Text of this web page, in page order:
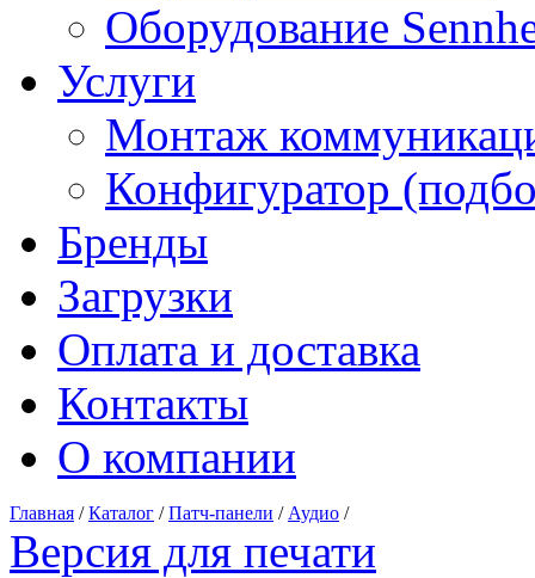
Оборудование
Услуги
Монтаж
Конфигуратор
Бренды
Загрузки
Оплата и доставка
Контакты
О компании
Главная /Каталог /Патч-панели / Аудио /
Версия для печати